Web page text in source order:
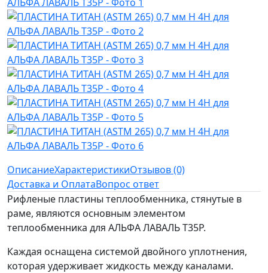
ОписаниеХарактеристикиОтзывов (0)
Доставка и ОплатаВопрос ответ
Рифленые пластины теплообменника, стянутые в
раме, являются основным элементом
теплообменника для АЛЬФА ЛАВАЛЬ T35P.
Каждая оснащена системой двойного уплотнения,
которая удерживает жидкость между каналами.